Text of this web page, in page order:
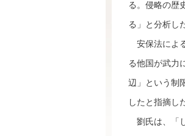
る。侵略の歴
る」と分析し
安保法によ
る他国が武力
辺」という制
したと指摘し
劉氏は、「